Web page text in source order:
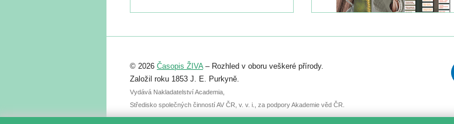
Registrovat se můžete do 6. září.
abstraktu přihlášené přednášky nebo
posteru je už 30. června.
© 2026 Časopis ŽIVA– Rozhled v oboru veškeré přírody.
Založil roku 1853 J. E. Purkyně.
Vydává Nakladatelství Academia,
Středisko společných činností AV ČR, v. v. i., za podpory Akademie věd ČR.